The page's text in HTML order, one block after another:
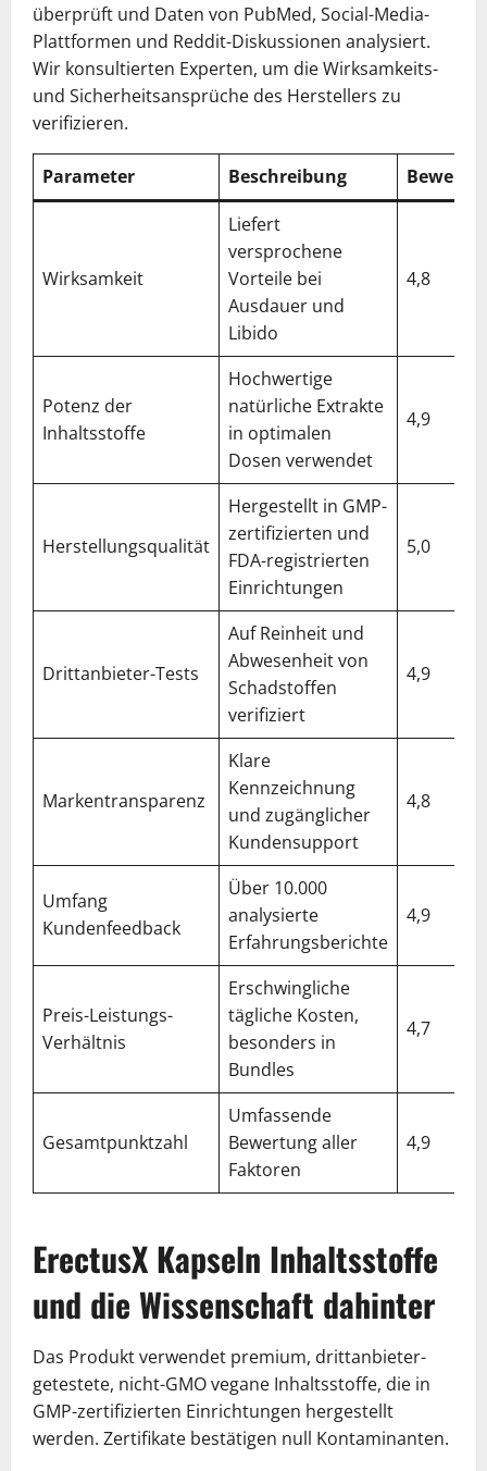
überprüft und Daten von PubMed, Social-Media-
Plattformen und Reddit-Diskussionen analysiert.
Wir konsultierten Experten, um die Wirksamkeits-
und Sicherheitsansprüche des Herstellers zu
verifizieren.
Parameter Beschreibung
Wirksamkeit
Liefert
versprochene
Vorteile bei
Ausdauer und
Libido
4,8
Potenz der
Inhaltsstoffe
Hochwertige
natürliche Extrakte
in optimalen
Dosen verwendet
4,9
Herstellungsqualität
Hergestellt in GMP-
zertifizierten und
FDA-registrierten
Einrichtungen
5,0
Drittanbieter-Tests
Auf Reinheit und
Abwesenheit von
Schadstoffen
verifiziert
4,9
Markentransparenz
Klare
Kennzeichnung
und zugänglicher
Kundensupport
4,8
Umfang
Kundenfeedback
Über 10.000
analysierte
Erfahrungsberichte
4,9
Preis-Leistungs-
Verhältnis
Erschwingliche
tägliche Kosten,
besonders in
Bundles
4,7
Gesamtpunktzahl
Umfassende
Bewertung aller
Faktoren
4,9
ErectusX Kapseln Inhaltsstoffe
und die Wissenschaft dahinter
Das Produkt verwendet premium, drittanbieter-
getestete, nicht-GMO vegane Inhaltsstoffe, die in
GMP-zertifizierten Einrichtungen hergestellt
werden. Zertifikate bestätigen null Kontaminanten.